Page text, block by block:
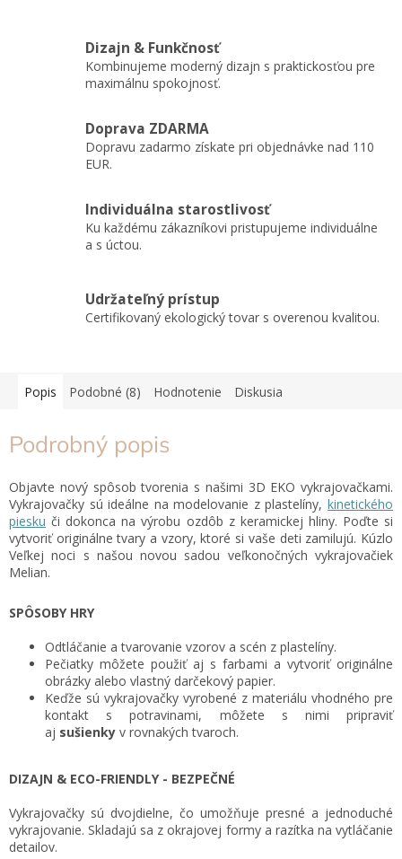
Dizajn & Funkčnosť
Kombinujeme moderný dizajn s praktickosťou pre
maximálnu spokojnosť.
Doprava ZDARMA
Dopravu zadarmo získate pri objednávke nad 110
EUR.
Individuálna starostlivosť
Ku každému zákazníkovi pristupujeme individuálne
a s úctou.
Udržateľný prístup
Certifikovaný ekologický tovar s overenou kvalitou.
Popis Podobné (8) Hodnotenie Diskusia
Podrobný popis
Objavte nový spôsob tvorenia s našimi 3D EKO vykrajovačkami.
Vykrajovačky sú ideálne na modelovanie z plastelíny, kinetického
piesku či dokonca na výrobu ozdôb z keramickej hliny. Poďte si
vytvoriť originálne tvary a vzory, ktoré si vaše deti zamilujú. Kúzlo
Veľkej noci s našou novou sadou veľkonočných vykrajovačiek
Melian.
SPÔSOBY HRY
Odtláčanie a tvarovanie vzorov a scén z plastelíny.
Pečiatky môžete použiť aj s farbami a vytvoriť originálne
obrázky alebo vlastný darčekový papier.
Keďže sú vykrajovačky vyrobené z materiálu vhodného pre
kontakt s potravinami, môžete s nimi pripraviť
aj sušienky v rovnakých tvaroch.
DIZAJN & ECO-FRIENDLY - BEZPEČNÉ
Vykrajovačky sú dvojdielne, čo umožňuje presné a jednoduché
vykrajovanie. Skladajú sa z okrajovej formy a razítka na vytláčanie
detailov.